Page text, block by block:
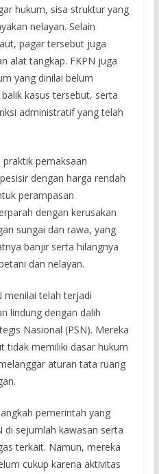
hukum, sisa struktur yang
nelayan. Selain
pagar tersebut juga
alat tangkap. FKPN juga
yang dinilai belum
kasus tersebut, serta
administratif yang telah
pemaksaan
dengan harga rendah
perampasan
dengan kerusakan
sungai dan rawa, yang
banjir serta hilangnya
dan nelayan.
menilai telah terjadi
lindung dengan dalih
Nasional (PSN). Mereka
tidak memiliki dasar hukum
aturan tata ruang
pemerintah yang
di sejumlah kawasan serta
terkait. Namun, mereka
cukup karena aktivitas